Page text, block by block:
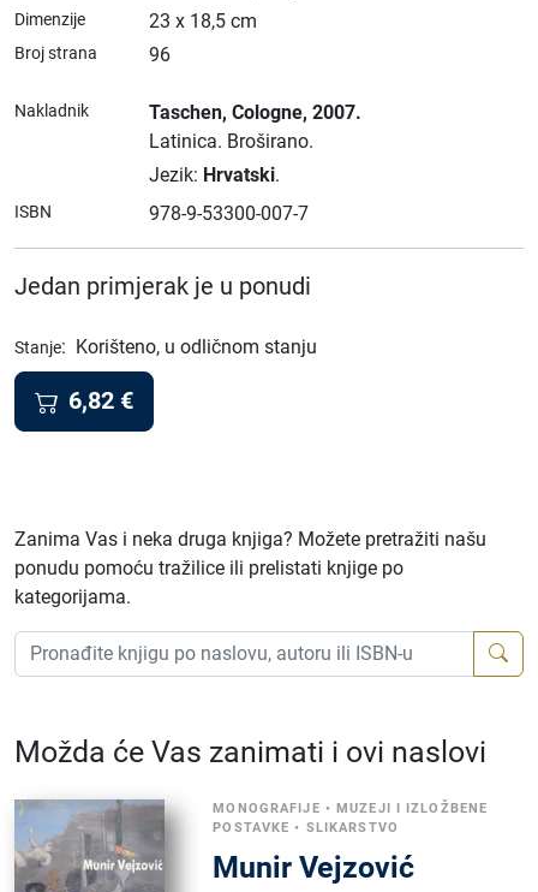
Dimenzije 23 x 18,5 cm
Broj strana 96
Nakladnik Taschen, Cologne, 2007.
Latinica. Broširano.
Jezik: Hrvatski.
ISBN 978-9-53300-007-7
Jedan primjerak je u ponudi
Stanje: Korišteno, u odličnom stanju
6,82 €
Zanima Vas i neka druga knjiga? Možete pretražiti našu
ponudu pomoću tražilice ili prelistati knjige po
kategorijama.
Možda će Vas zanimati i ovi naslovi
MONOGRAFIJE •MUZEJI I IZLOŽBENE
POSTAVKE • SLIKARSTVO
Munir Vejzović